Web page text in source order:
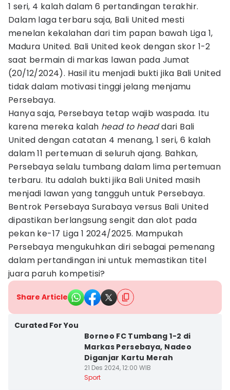
1 seri, 4 kalah dalam 6 pertandingan terakhir.
Dalam laga terbaru saja, Bali United mesti
menelan kekalahan dari tim papan bawah Liga 1,
Madura United. Bali United keok dengan skor 1-2
saat bermain di markas lawan pada Jumat
(20/12/2024). Hasil itu menjadi bukti jika Bali United
tidak dalam motivasi tinggi jelang menjamu
Persebaya.
Hanya saja, Persebaya tetap wajib waspada. Itu
karena mereka kalah head to headdari Bali
United dengan catatan 4 menang, 1 seri, 6 kalah
dalam 11 pertemuan di seluruh ajang. Bahkan,
Persebaya selalu tumbang dalam lima pertemuan
terbaru. Itu adalah bukti jika Bali United masih
menjadi lawan yang tangguh untuk Persebaya.
Bentrok Persebaya Surabaya versus Bali United
dipastikan berlangsung sengit dan alot pada
pekan ke-17 Liga 1 2024/2025. Mampukah
Persebaya mengukuhkan diri sebagai pemenang
dalam pertandingan ini untuk memastikan titel
juara paruh kompetisi?
Share Article
Curated For You
Borneo FC Tumbang 1-2 di
Markas Persebaya, Nadeo
Diganjar Kartu Merah
21 Des 2024, 12:00 WIB
Sport